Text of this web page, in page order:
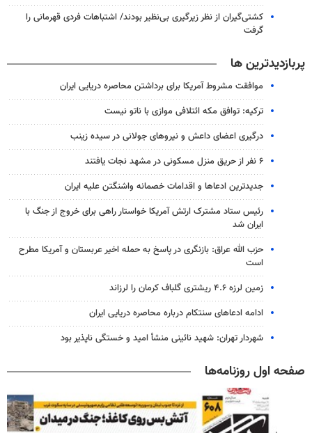
کشتی‌گیران از نظر زیرگیری بی‌نظیر بودند/ اشتباهات فردی قهرمانی را
گرفت
پربازدیدترین ها
موافقت مشروط آمریکا برای برداشتن محاصره دریایی ایران
ترکیه: توافق مکه ائتلافی موازی با ناتو نیست
درگیری اعضای داعش و نیروهای جولانی در سیده زینب
۶ نفر از حریق منزل مسکونی در مشهد نجات یافتند
جدیدترین ادعاها و اقدامات خصمانه واشنگتن علیه ایران
رئیس ستاد مشترک ارتش آمریکا خواستار راهی برای خروج از جنگ با
ایران شد
حزب الله عراق: بازنگری در پاسخ به حمله اخیر عربستان و آمریکا مطرح
است
زمین لرزه ۴.۶ ریشتری گلباف کرمان را لرزاند
ادامه ادعاهای سنتکام درباره محاصره دریایی ایران
شهردار تهران: شهید نائینی منشأ امید و خستگی‌ ناپذیر بود
صفحه اول روزنامه‌ها